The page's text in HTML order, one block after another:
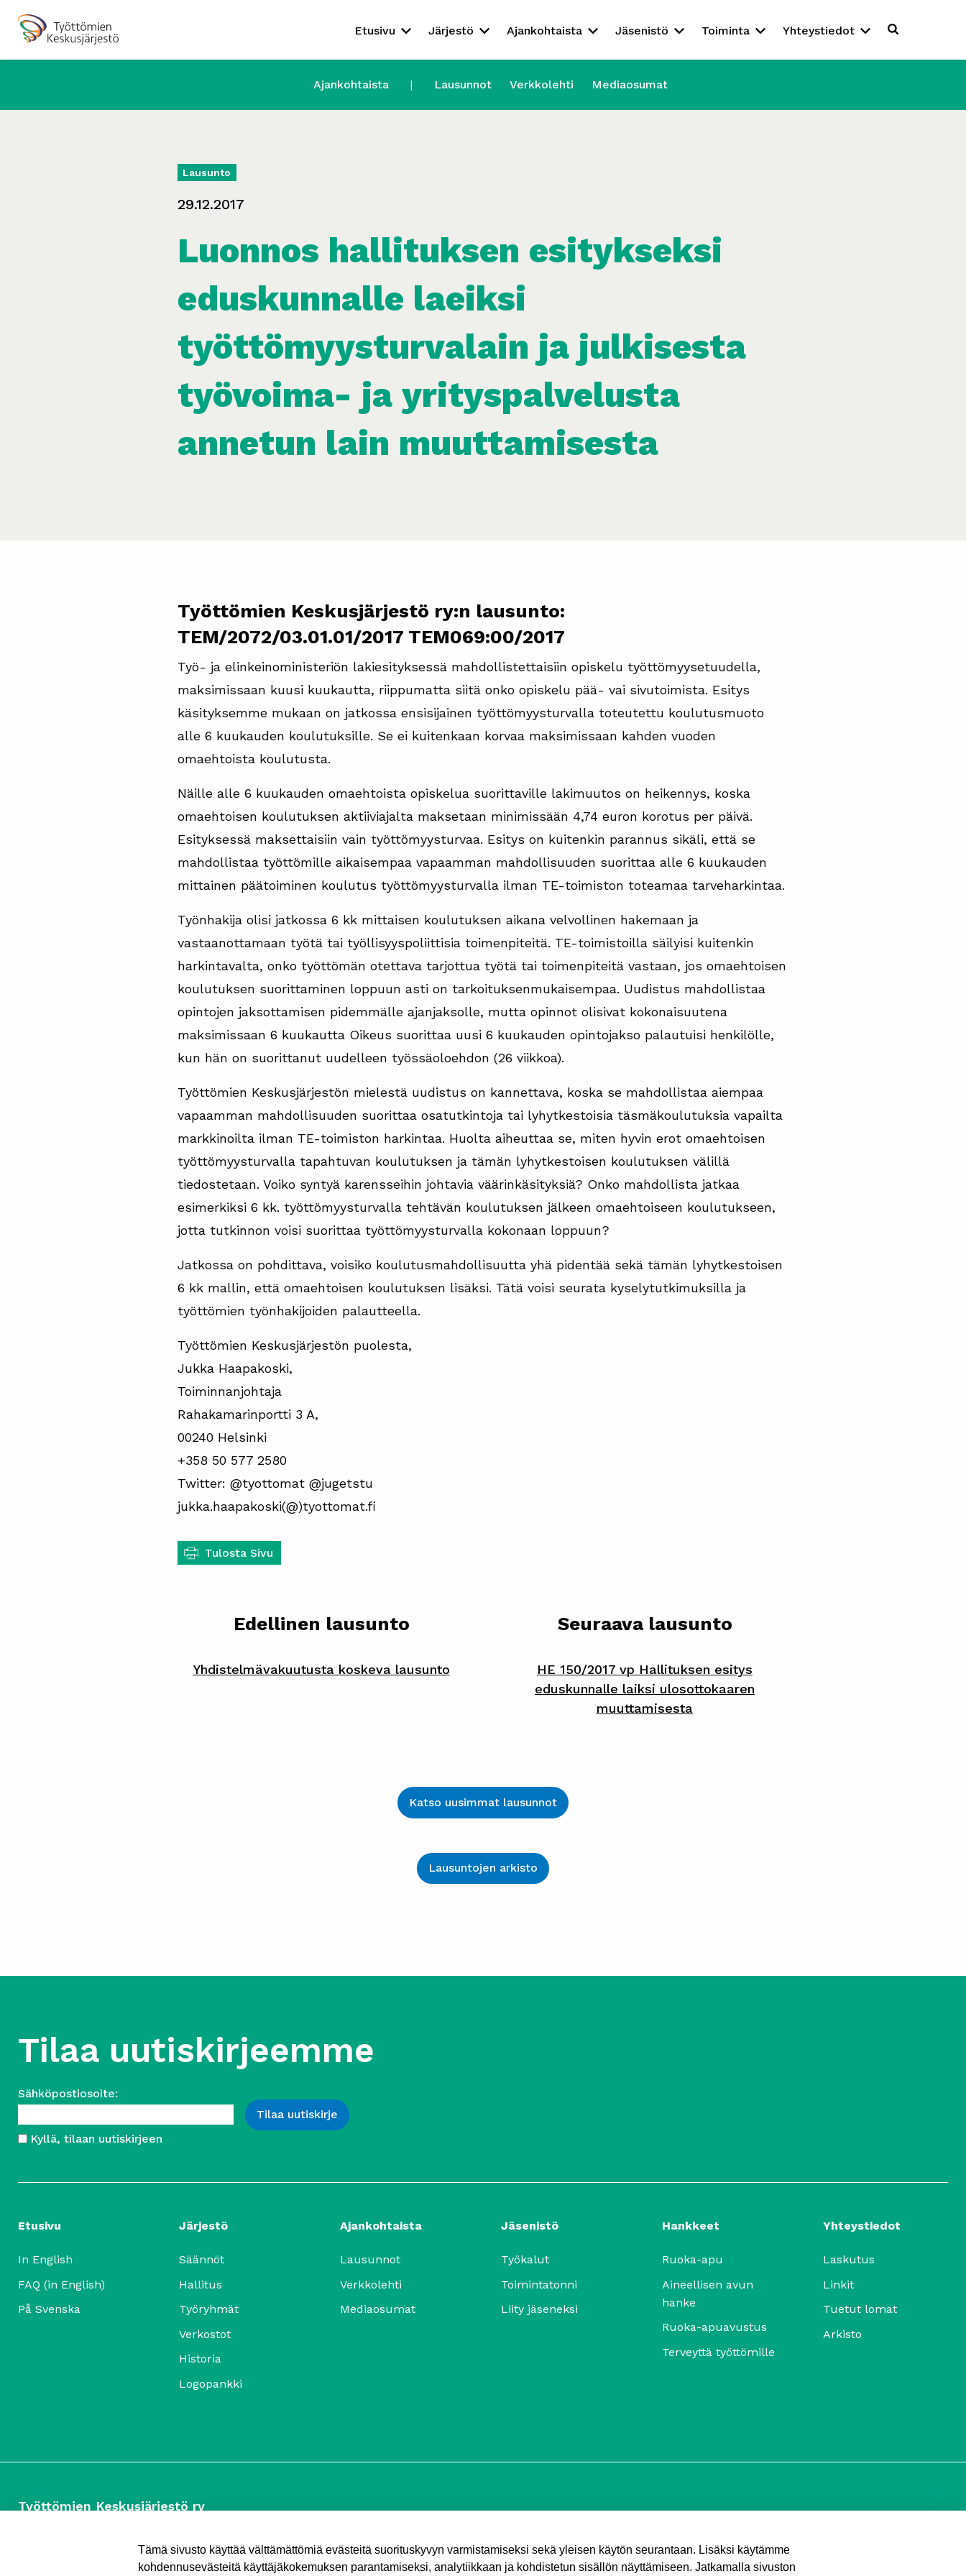
Etusivu Järjestö Ajankohtaista Jäsenistö Toiminta Yhteystiedot
Ajankohtaista Lausunnot Verkkolehti Mediaosumat
Lausunto
29.12.2017
Luonnos hallituksen esitykseksi
eduskunnalle laeiksi
työttömyysturvalain ja julkisesta
työvoima- ja yrityspalvelusta
annetun lain muuttamisesta
Työttömien Keskusjärjestö ry:n lausunto:
TEM/2072/03.01.01/2017 TEM069:00/2017
Työ- ja elinkeinoministeriön lakiesityksessä mahdollistettaisiin opiskelu työttömyysetuudella,
maksimissaan kuusi kuukautta, riippumatta siitä onko opiskelu pää- vai sivutoimista. Esitys
käsityksemme mukaan on jatkossa ensisijainen työttömyysturvalla toteutettu koulutusmuoto
alle 6 kuukauden koulutuksille. Se ei kuitenkaan korvaa maksimissaan kahden vuoden
omaehtoista koulutusta.
Näille alle 6 kuukauden omaehtoista opiskelua suorittaville lakimuutos on heikennys, koska
omaehtoisen koulutuksen aktiiviajalta maksetaan minimissään 4,74 euron korotus per päivä.
Esityksessä maksettaisiin vain työttömyysturvaa. Esitys on kuitenkin parannus sikäli, että se
mahdollistaa työttömille aikaisempaa vapaamman mahdollisuuden suorittaa alle 6 kuukauden
mittainen päätoiminen koulutus työttömyysturvalla ilman TE-toimiston toteamaa tarveharkintaa.
Työnhakija olisi jatkossa 6 kk mittaisen koulutuksen aikana velvollinen hakemaan ja
vastaanottamaan työtä tai työllisyyspoliittisia toimenpiteitä. TE-toimistoilla säilyisi kuitenkin
harkintavalta, onko työttömän otettava tarjottua työtä tai toimenpiteitä vastaan, jos omaehtoisen
koulutuksen suorittaminen loppuun asti on tarkoituksenmukaisempaa. Uudistus mahdollistaa
opintojen jaksottamisen pidemmälle ajanjaksolle, mutta opinnot olisivat kokonaisuutena
maksimissaan 6 kuukautta Oikeus suorittaa uusi 6 kuukauden opintojakso palautuisi henkilölle,
kun hän on suorittanut uudelleen työssäoloehdon (26 viikkoa).
Työttömien Keskusjärjestön mielestä uudistus on kannettava, koska se mahdollistaa aiempaa
vapaamman mahdollisuuden suorittaa osatutkintoja tai lyhytkestoisia täsmäkoulutuksia vapailta
markkinoilta ilman TE-toimiston harkintaa. Huolta aiheuttaa se, miten hyvin erot omaehtoisen
työttömyysturvalla tapahtuvan koulutuksen ja tämän lyhytkestoisen koulutuksen välillä
tiedostetaan. Voiko syntyä karensseihin johtavia väärinkäsityksiä? Onko mahdollista jatkaa
esimerkiksi 6 kk. työttömyysturvalla tehtävän koulutuksen jälkeen omaehtoiseen koulutukseen,
jotta tutkinnon voisi suorittaa työttömyysturvalla kokonaan loppuun?
Jatkossa on pohdittava, voisiko koulutusmahdollisuutta yhä pidentää sekä tämän lyhytkestoisen
6 kk mallin, että omaehtoisen koulutuksen lisäksi. Tätä voisi seurata kyselytutkimuksilla ja
työttömien työnhakijoiden palautteella.
Työttömien Keskusjärjestön puolesta,
Jukka Haapakoski,
Toiminnanjohtaja
Rahakamarinportti 3 A,
00240 Helsinki
+358 50 577 2580
Twitter: @tyottomat @jugetstu
jukka.haapakoski(@)tyottomat.fi
Tulosta Sivu
Edellinen lausunto
Yhdistelmävakuutusta koskeva lausunto
Seuraava lausunto
HE 150/2017 vp Hallituksen esitys
eduskunnalle laiksi ulosottokaaren
muuttamisesta
Katso uusimmat lausunnot
Lausuntojen arkisto
Tilaa uutiskirjeemme
Sähköpostiosoite:
Kyllä, tilaan uutiskirjeen
Etusivu
In English
FAQ (in English)
På Svenska
Järjestö
Säännöt
Hallitus
Työryhmät
Verkostot
Historia
Logopankki
Ajankohtaista
Lausunnot
Verkkolehti
Mediaosumat
Jäsenistö
Työkalut
Toimintatonni
Liity jäseneksi
Hankkeet
Ruoka-apu
Aineellisen avun
hanke
Ruoka-apuavustus
Terveyttä työttömille
Yhteystiedot
Laskutus
Linkit
Tuetut lomat
Arkisto
Työttömien Keskusjärjestö ry
Tämä sivusto käyttää välttämättömiä evästeitä suorituskyvyn varmistamiseksi sekä yleisen käytön seurantaan. Lisäksi käytämme
kohdennusevästeitä käyttäjäkokemuksen parantamiseksi, analytiikkaan ja kohdistetun sisällön näyttämiseen. Jatkamalla sivuston